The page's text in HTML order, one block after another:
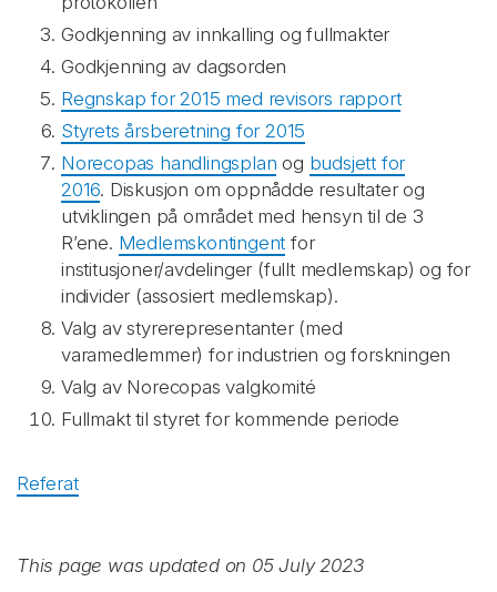
Godkjenning av innkalling og fullmakter
Godkjenning av dagsorden
Regnskap for 2015 med revisors rapport
Styrets årsberetning for 2015
Norecopas handlingsplan og budsjett for
2016. Diskusjon om oppnådde resultater og
utviklingen på området med hensyn til de 3
R’ene. Medlemskontingent for
institusjoner/avdelinger (fullt medlemskap) og for
individer (assosiert medlemskap).
Valg av styrerepresentanter (med
varamedlemmer) for industrien og forskningen
Valg av Norecopas valgkomité
Fullmakt til styret for kommende periode
Referat
This page was updated on 05 July 2023